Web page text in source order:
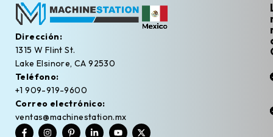
Dirección:
1315 W Flint St.
Lake Elsinore, CA 92530
Teléfono:
+1 909-919-9600
Correo electrónico:
ventas@machinestation.mx